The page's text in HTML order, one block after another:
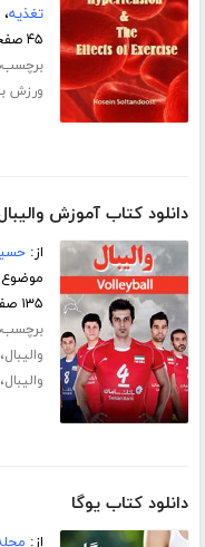
تغذیه،
۴۵ صفحه
ورزش
دانلود کتاب آموزش
از:
۱۳۵ صفحه
والیبال،
والیبال،
دانلود کتاب یوگا
از: